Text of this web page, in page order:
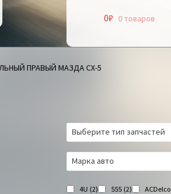
0₽ 0 товаров
ПРАВЫЙ МАЗДА СХ-5
Выберите тип запчастей
Марка авто
4U (2) 555 (2) ACDelco